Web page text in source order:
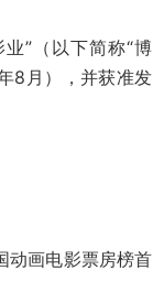
”（以下简称“博
8月），并获准发
动画电影票房榜首